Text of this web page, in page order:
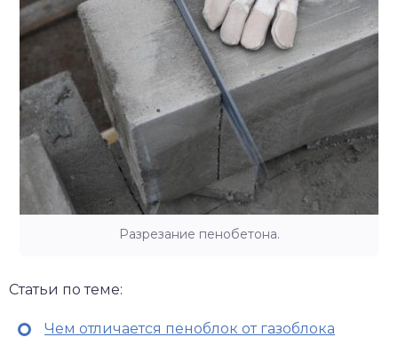
Разрезание пенобетона.
Статьи по теме:
Чем отличается пеноблок от газоблока